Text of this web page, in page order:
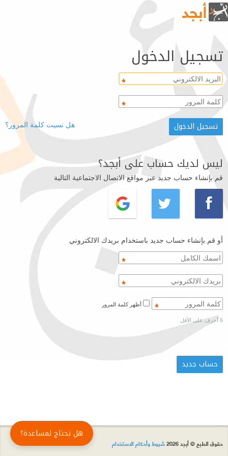
تسجيل الدخول
هل نسيت كلمة المرور؟
ليس لديك حساب على أبجد؟
قم بإنشاء حساب جديد عبر مواقع الاتصال الاجتماعية التالية
أو قم بإنشاء حساب جديد باستخدام بريدك الالكتروني
6 أحرف على الأقل
حقوق الطبع © أبجد 2026 شروط وأحكام الاستخدام
هل تحتاج لمساعدة؟